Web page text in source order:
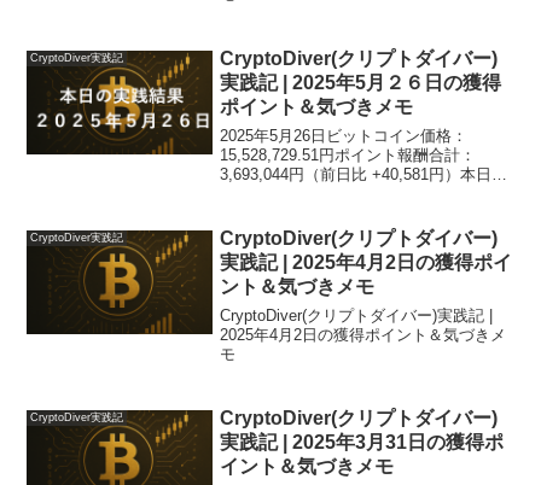
CryptoDiver実践記
CryptoDiver(クリプトダイバー)
実践記 | 2025年5月２６日の獲得
ポイント＆気づきメモ
2025年5月26日ビットコイン価格：
15,528,729.51円ポイント報酬合計：
3,693,044円（前日比 +40,581円）本日ト
ている端末のドローン有効期限...
CryptoDiver実践記
CryptoDiver(クリプトダイバー)
実践記 | 2025年4月2日の獲得ポイ
ント＆気づきメモ
CryptoDiver(クリプトダイバー)実践記 |
2025年4月2日の獲得ポイント＆気づきメ
モ
CryptoDiver実践記
CryptoDiver(クリプトダイバー)
実践記 | 2025年3月31日の獲得ポ
イント＆気づきメモ